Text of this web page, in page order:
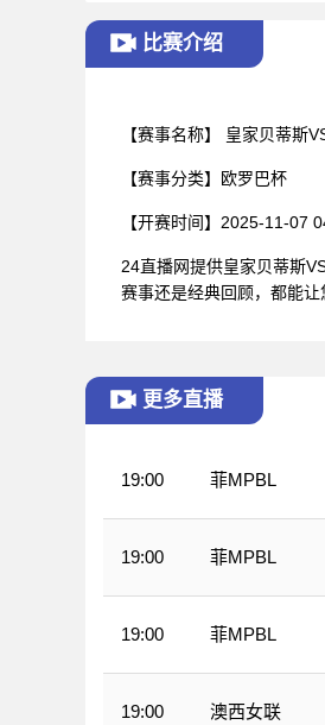
比赛介绍
【赛事名称】 皇家贝蒂斯
【赛事分类】 欧罗巴杯
【开赛时间】 2025-11-07
24直播网提供皇家贝蒂斯
赛事还是经典回顾，都能让
更多直播
19:00 菲MPBL
19:00 菲MPBL
19:00 菲MPBL
19:00 澳西女联